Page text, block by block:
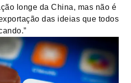
longe da China, mas não é
das ideias que todos